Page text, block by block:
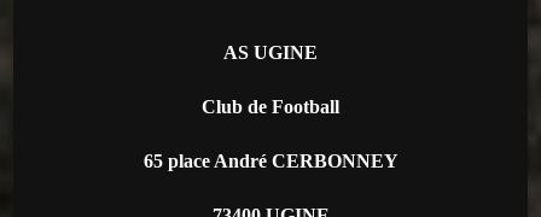
AS UGINE
Club de Football
65 place André CERBONNEY